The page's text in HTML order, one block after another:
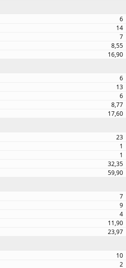
6
14
7
8,55
16,90
6
13
6
8,77
17,60
23
1
1
32,35
59,90
7
9
4
11,90
23,97
10
2